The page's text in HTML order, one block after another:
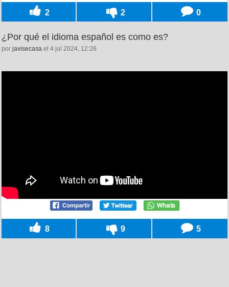
2 2 0
¿Por qué el idioma español es como es?
por javisecasa el 4 jul 2024, 12:26
8 9 5